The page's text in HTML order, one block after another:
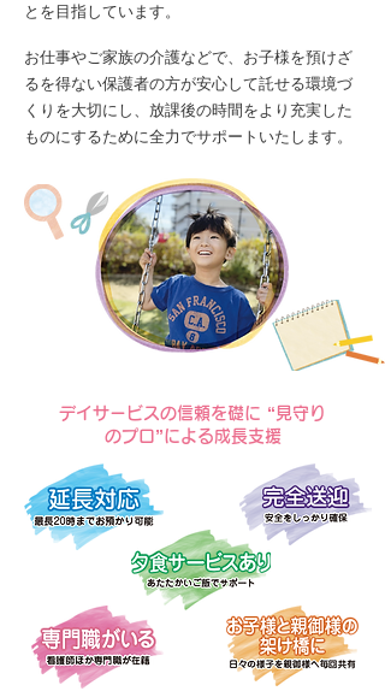
とを目指しています。
お仕事やご家族の介護などで、お子様を預けざ
るを得ない保護者の方が安心して託せる環境づ
くりを大切にし、放課後の時間をより充実した
ものにするために全力でサポートいたします。
デイサービスの信頼を礎に “見守り
のプロ”による成長支援